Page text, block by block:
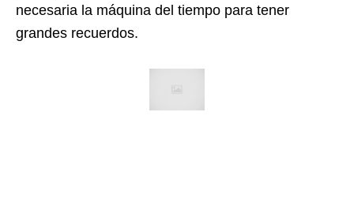
necesaria la máquina del tiempo para tener
grandes recuerdos.